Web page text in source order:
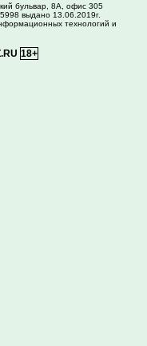
бульвар, 8А, офис 305
выдано 13.06.2019г.
технологий и
18+